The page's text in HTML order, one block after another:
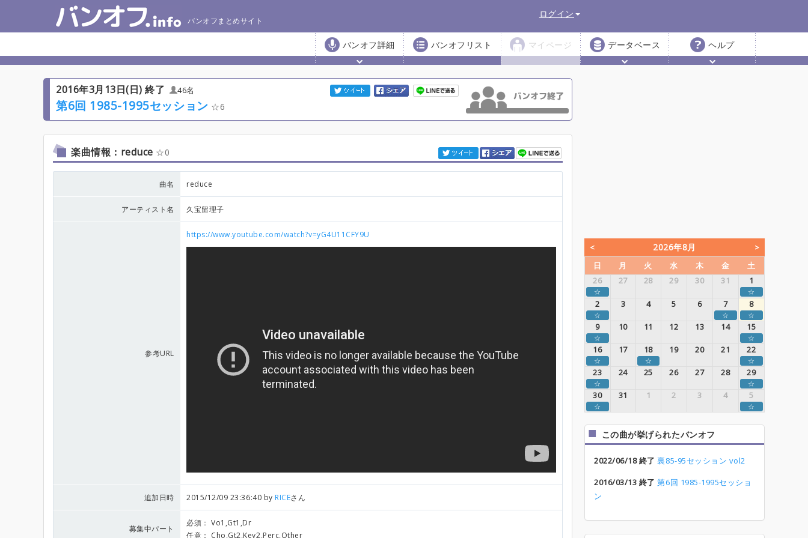
バンオフまとめサイト
ログイン
バンオフ詳細 バンオフリスト マイページ データベース ヘルプ
2016年3月13日(日) 終了 46名
第6回 1985-1995セッション 6
楽曲情報：reduce 0
曲名 reduce
アーティスト名 久宝留理子
参考URL
https://www.youtube.com/watch?v=yG4U11CFY9U
追加日時 2015/12/09 23:36:40 by RICEさん
募集中パート
必須： Vo1,Gt1,Dr
任意： Cho,Gt2,Key2,Perc,Other
2026年8月
日 月 火 水 木 金
土
26
27 28 29 30 31 1
☆ ☆
2 3 4 5 6 7 8
☆ ☆ ☆
9 10 11 12 13 14 15
☆ ☆
16 17 18 19 20 21 22
☆ ☆ ☆
23 24 25 26 27 28 29
☆ ☆
30 31 1 2 3 4 5
☆ ☆
この曲が挙げられたバンオフ
2022/06/18 終了 裏85-95セッション vol2
2016/03/13 終了 第6回 1985-1995セッショ
ン